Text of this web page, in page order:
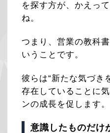
を探す方が、かえっ
ね。
つまり、営業の教科
いうことです。
彼らは“新たな気づき
存在していることに
ンの成長を促します。
意識したものだけ